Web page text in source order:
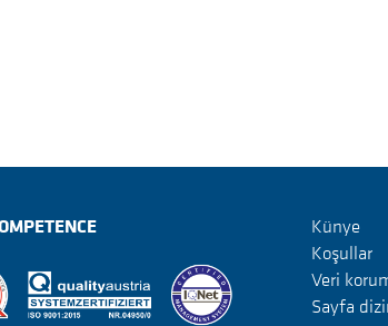
Künye
Koşullar
Veri
Sayfa